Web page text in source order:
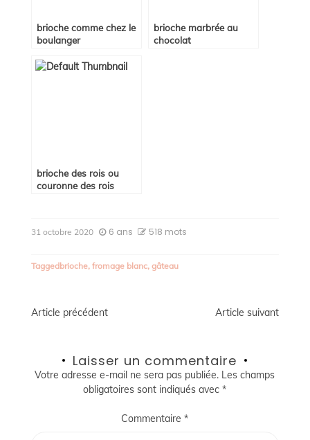
brioche comme chez le
boulanger
brioche marbrée au
chocolat
brioche des rois ou
couronne des rois
31 octobre 2020 6 ans 518 mots
Taggedbrioche, fromage blanc, gâteau
Navigation
l’article
Article précédent Article suivant
Laisser un commentaire
Votre adresse e-mail ne sera pas publiée. Les champs
obligatoires sont indiqués avec*
Commentaire*